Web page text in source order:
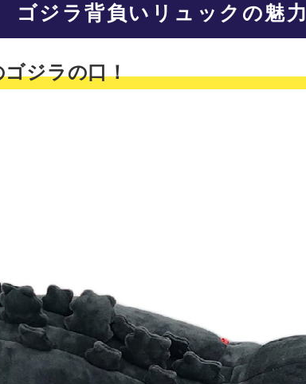
ゴジラ背負いリュックの魅力
ジラの口！